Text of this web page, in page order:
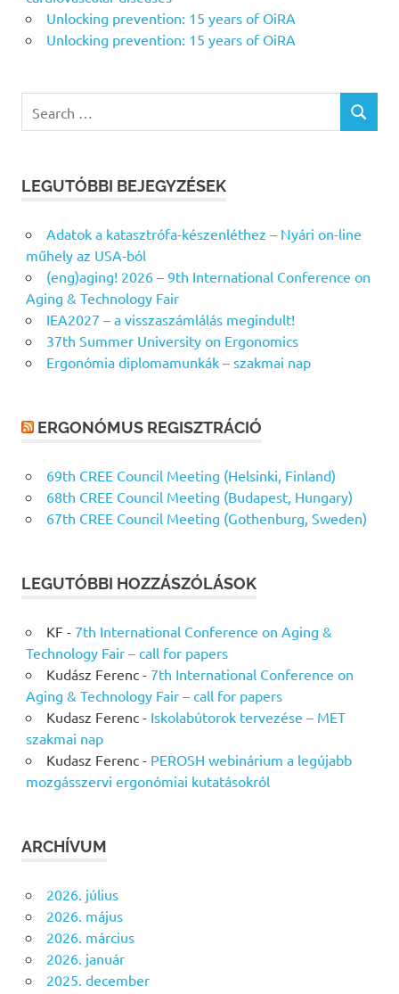
Unlocking prevention: 15 years of OiRA
Unlocking prevention: 15 years of OiRA
for:
SEARCH
LEGUTÓBBI BEJEGYZÉSEK
Adatok a katasztrófa-készenléthez – Nyári on-line
műhely az USA-ból
(eng)aging! 2026 – 9th International Conference on
Aging & Technology Fair
IEA2027 – a visszaszámlálás megindult!
37th Summer University on Ergonomics
Ergonómia diplomamunkák – szakmai nap
ERGONÓMUS REGISZTRÁCIÓ
69th CREE Council Meeting (Helsinki, Finland)
68th CREE Council Meeting (Budapest, Hungary)
67th CREE Council Meeting (Gothenburg, Sweden)
LEGUTÓBBI HOZZÁSZÓLÁSOK
KF - 7th International Conference on Aging &
Technology Fair – call for papers
Kudász Ferenc- 7th International Conference on
Aging & Technology Fair – call for papers
Kudasz Ferenc- Iskolabútorok tervezése – MET
szakmai nap
Kudasz Ferenc- PEROSH webinárium a legújabb
mozgásszervi ergonómiai kutatásokról
ARCHÍVUM
2026. július
2026. május
2026. március
2026. január
2025. december